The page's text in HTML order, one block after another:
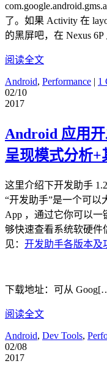
了。如果 Activity 在
的黑屏吧，在 Nexus
阅读全文
Android, Performance | 1
02/10
2017
Android 应用
呈现模式分析+
这里介绍下开发助手
“开发助手”是一个可以
App ，通过它你可以
够快速查看系统软硬件
见： 开发助手各版本及
下载地址：可从
阅读全文
Android, Dev Tools,
02/08
2017